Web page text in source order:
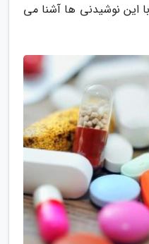
این نوشیدنی ها آشنا می